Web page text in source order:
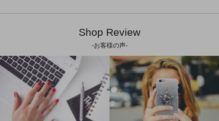
Shop Review
-お客様の声-